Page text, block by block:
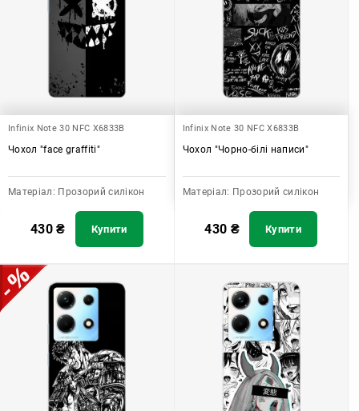
Infinix Note 30 NFC X6833B
Чохол "face graffiti"
Матеріал: Прозорий силікон
430₴ Купити
Infinix Note 30 NFC X6833B
Чохол "Чорно-білі написи"
Матеріал: Прозорий силікон
430 ₴ Купити